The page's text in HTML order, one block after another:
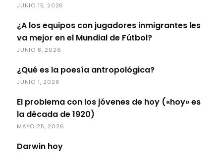
JUNIO 15, 2026
¿A los equipos con jugadores inmigrantes les
va mejor en el Mundial de Fútbol?
JUNIO 8, 2026
¿Qué es la poesía antropológica?
JUNIO 1, 2026
El problema con los jóvenes de hoy («hoy» es
la década de 1920)
MAYO 25, 2026
Darwin hoy